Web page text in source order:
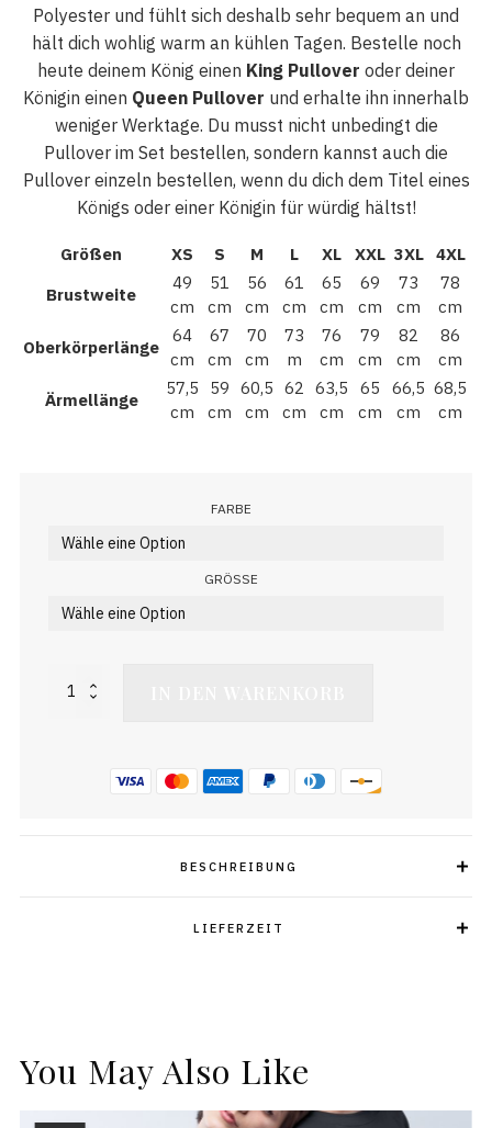
Polyester und fühlt sich deshalb sehr bequem an und
hält dich wohlig warm an kühlen Tagen. Bestelle noch
heute deinem König einen King Pullover oder deiner
Königin einen Queen Pullover und erhalte ihn innerhalb
weniger Werktage. Du musst nicht unbedingt die
Pullover im Set bestellen, sondern kannst auch die
Pullover einzeln bestellen, wenn du dich dem Titel eines
Königs oder einer Königin für würdig hältst!
Größen XS S M L XL XXL 3XL
4XL
Brustweite
49
cm
51
cm
56
cm
61
cm
65
cm
69
cm
73
cm
78
cm
Oberkörperlänge
64
cm
67
cm
70
cm
73
m
76
cm
79
cm
82
cm
86
cm
Ärmellänge
57,5
cm
59
cm
60,5
cm
62
cm
63,5
cm
65
cm
66,5
cm
68,5
cm
FARBE
GRÖSSE
King
BESCHREIBUNG
LIEFERZEIT
You May Also Like